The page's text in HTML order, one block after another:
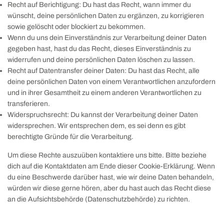
Recht auf Berichtigung: Du hast das Recht, wann immer du
wünscht, deine persönlichen Daten zu ergänzen, zu korrigieren
sowie gelöscht oder blockiert zu bekommen.
Wenn du uns dein Einverständnis zur Verarbeitung deiner Daten
gegeben hast, hast du das Recht, dieses Einverständnis zu
widerrufen und deine persönlichen Daten löschen zu lassen.
Recht auf Datentransfer deiner Daten: Du hast das Recht, alle
deine persönlichen Daten von einem Verantwortlichen anzufordern
und in ihrer Gesamtheit zu einem anderen Verantwortlichen zu
transferieren.
Widerspruchsrecht: Du kannst der Verarbeitung deiner Daten
widersprechen. Wir entsprechen dem, es sei denn es gibt
berechtigte Gründe für die Verarbeitung.
Um diese Rechte auszuüben kontaktiere uns bitte. Bitte beziehe
dich auf die Kontaktdaten am Ende dieser Cookie-Erklärung. Wenn
du eine Beschwerde darüber hast, wie wir deine Daten behandeln,
würden wir diese gerne hören, aber du hast auch das Recht diese
an die Aufsichtsbehörde (Datenschutzbehörde) zu richten.